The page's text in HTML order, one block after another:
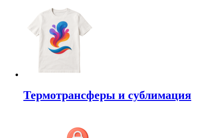
Термотрансферы и сублимация